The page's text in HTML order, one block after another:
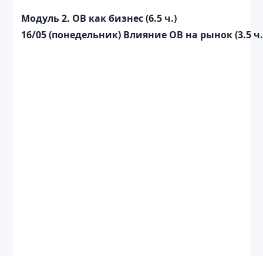
Модуль 2. ОВ как бизнес (6.5 ч.)
16/05 (понедельник) Влияние OB на рынок (3.5